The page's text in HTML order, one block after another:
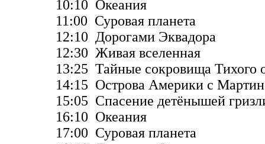
10:10 Океания
11:00 Суровая планета
12:10 Дорогами Эквадора
12:30 Живая вселенная
13:25 Тайные сокровища Тихого
14:15 Острова Америки с
15:05 Спасение детёнышей
16:10 Океания
17:00 Суровая планета